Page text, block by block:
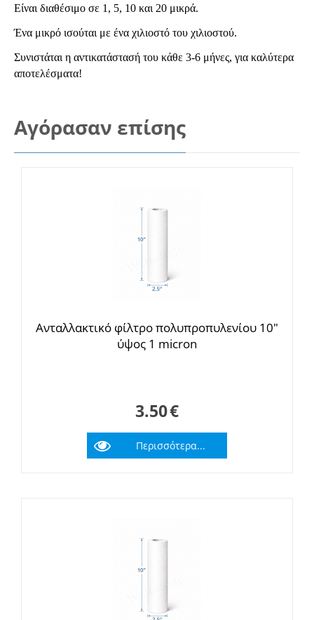
Είναι διαθέσιμο σε 1, 5, 10 και 20 μικρά.
Ένα μικρό ισούται με ένα χιλιοστό του χιλιοστού.
Συνιστάται η αντικατάστασή του κάθε 3-6 μήνες, για καλύτερα
αποτελέσματα!
Αγόρασαν επίσης
Ανταλλακτικό φίλτρο πολυπροπυλενίου 10"
ύψος 1 micron
3.50€
Περισσότερα...